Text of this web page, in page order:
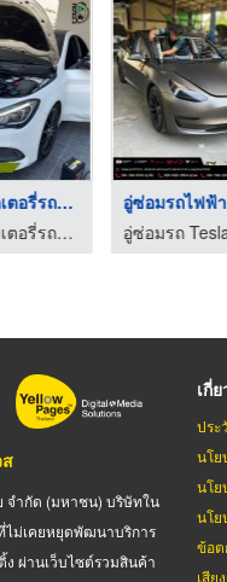
เปลี่ยนแบตเตอรี่รถไฟ ...
เปลี่ยนแบตเตอรี่รถยนต์ด่วน 24 ชั่วโมง
จำกัด (มหาชน) บริษัทใน
ไม่เคยหยุดพัฒนาบริการ
ผ่านเว็บไซต์รวมสินค้า
เกี่
ประ
นโย
นโย
นโย
ข้อต
เสี